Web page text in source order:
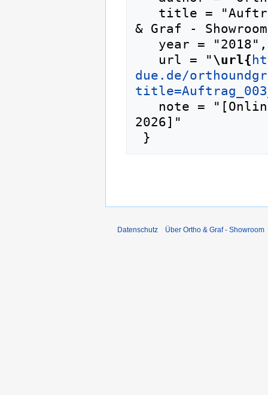
& Graf -
   url = "
\url{
due.de/
2026]"
Datenschutz Über Ortho & Graf - Showroom